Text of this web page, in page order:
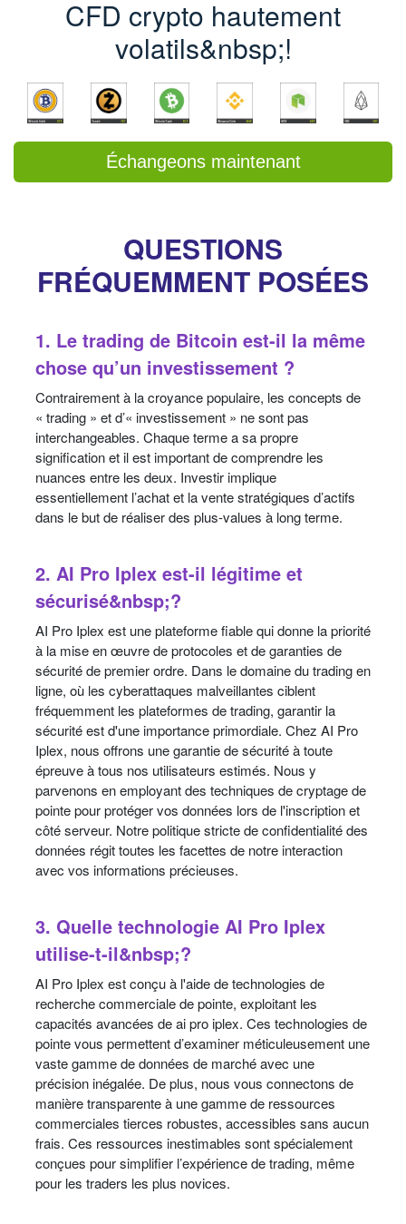
CFD crypto hautement
volatils&nbsp;!
Échangeons maintenant
QUESTIONS
FRÉQUEMMENT POSÉES
1. Le trading de Bitcoin est-il la même
chose qu’un investissement ?
Contrairement à la croyance populaire, les concepts de
« trading » et d’« investissement » ne sont pas
interchangeables. Chaque terme a sa propre
signification et il est important de comprendre les
nuances entre les deux. Investir implique
essentiellement l’achat et la vente stratégiques d’actifs
dans le but de réaliser des plus-values à long terme.
2. AI Pro Iplex est-il légitime et
sécurisé&nbsp;?
AI Pro Iplex est une plateforme fiable qui donne la priorité
à la mise en œuvre de protocoles et de garanties de
sécurité de premier ordre. Dans le domaine du trading en
ligne, où les cyberattaques malveillantes ciblent
fréquemment les plateformes de trading, garantir la
sécurité est d'une importance primordiale. Chez AI Pro
Iplex, nous offrons une garantie de sécurité à toute
épreuve à tous nos utilisateurs estimés. Nous y
parvenons en employant des techniques de cryptage de
pointe pour protéger vos données lors de l'inscription et
côté serveur. Notre politique stricte de confidentialité des
données régit toutes les facettes de notre interaction
avec vos informations précieuses.
3. Quelle technologie AI Pro Iplex
utilise-t-il&nbsp;?
AI Pro Iplex est conçu à l'aide de technologies de
recherche commerciale de pointe, exploitant les
capacités avancées de ai pro iplex. Ces technologies de
pointe vous permettent d’examiner méticuleusement une
vaste gamme de données de marché avec une
précision inégalée. De plus, nous vous connectons de
manière transparente à une gamme de ressources
commerciales tierces robustes, accessibles sans aucun
frais. Ces ressources inestimables sont spécialement
conçues pour simplifier l’expérience de trading, même
pour les traders les plus novices.